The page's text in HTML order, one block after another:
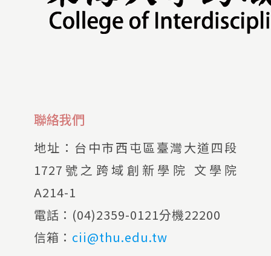
聯絡我們
地址： 台中市西屯區臺灣大道四段
1727號之跨域創新學院 文學院
A214-1
電話： (04)2359-0121分機22200
信箱： cii@thu.edu.tw